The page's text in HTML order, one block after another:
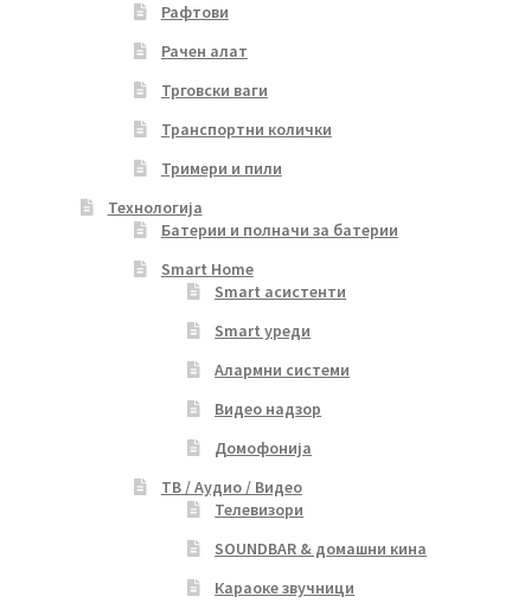
Рафтови
Рачен алат
Трговски ваги
Транспортни колички
Тримери и пили
Технологија
Батерии и полначи за батерии
Smart Home
Smart асистенти
Smart уреди
Алармни системи
Видео надзор
Домофонија
ТВ / Аудио / Видео
Телевизори
SOUNDBAR & домашни кина
Караоке звучници